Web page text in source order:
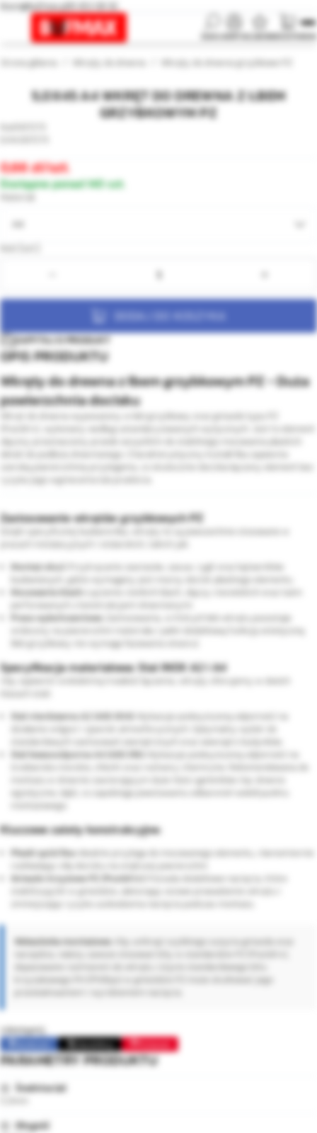
biuro@bufmax.pl91 453 08 92
ULUBIONEKOSZYK
Strona główna Wkręty do drewna Wkręty do drewna grzybkowe PZ
5,0X45 A4 WKRĘT DO DREWNA Z ŁBEM
GRZYBKOWYM PZ
0,66 /szt.
Dostępne ponad 140 szt.
A4
DODAJ DO KOSZYKA
ZAPYTAJ O PRODUKT
OPIS PRODUKTU
Wkręty do drewna z łbem grzybkowym PZ - Duża
powierzchnia docisku
Wkręt do drewna wyposażony w łeb grzybkowy oraz gniazdo typu PZ
(Pozidriv), wykonany według ustandaryzowanych wytycznych. Jest to element
złączny przeznaczony przede wszystkim do stabilnego mocowania płaskich
detali do podłoża drewnianego. Charakterystyczny kształt łba zapewnia
szeroką powierzchnię przylegania, co skutecznie dociska łączony element bez
ryzyka jego wgniecenia lub przebicia.
Zastosowanie wkrętów grzybkowych PZ
Dzięki specyficznej budowie łba, wkręty te są powszechnie stosowane w
Montaż okuć:
Przykręcanie zawiasów, zasuw, rygli oraz kątowników
budowlanych, gdzie wymagany jest mocny docisk płaskiego elementu.
Mocowanie blach:
Łączenie cienkich blach, złączy ciesielskich oraz taśm
Prace wykończeniowe:
Zastosowania, w których łeb wkrętu pozostaje
widoczny na powierzchni materiału i pełni dodatkową funkcję estetyczną
(łeb grzybkowy nie wymaga fazowania otworu).
Specyfikacja materiałowa: Stal INOX A2 i A4
Aby zapewnić wieloletnią trwałość łączenia, wkręty oferujemy w dwóch
Stal nierdzewna A2 (AISI 304):
Wykazuje podwyższoną odporność na
działanie wilgoci i zjawisk atmosferycznych. Optymalny wybór do
Stal kwasoodporna A4 (AISI 316):
montażu w drewnie zawierającym duże ilości garbników (np. drewno
egzotyczne, dąb), co zapobiega powstawaniu odbarwień wokół punktu
montażowego.
Kluczowe zalety konstrukcyjne:
Płaski spód łba:Idealnie przylega do mocowanego elementu, równomiernie
Gniazdo krzyżowe PZ (Pozidriv):
Posiada dodatkowe nacięcia, które
stabilizują bit w gnieździe, ułatwiając osiowe prowadzenie wkrętu i
zmniejszając ryzyko uszkodzenia nacięcia podczas montażu.
Wskazówka montażowa: Aby uniknąć szybkiego zużycia gniazda oraz
dopasowane rozmiarem do wkrętu. Użycie standardowego bitu
krzyżakowego PH (Phillips) w gnieździe PZ może skutkować jego
Udostępnij:
Opublikuj Pinterest
PARAMETRY PRODUKTU
Średnica (⌀)
Długość